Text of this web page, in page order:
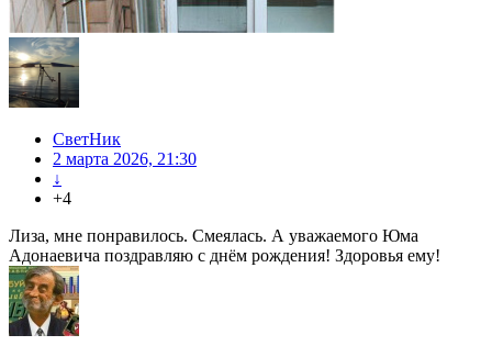
СветНик
2 марта 2026, 21:30
↓
+4
Лиза, мне понравилось. Смеялась. А уважаемого Юма
Адонаевича поздравляю с днём рождения! Здоровья ему!